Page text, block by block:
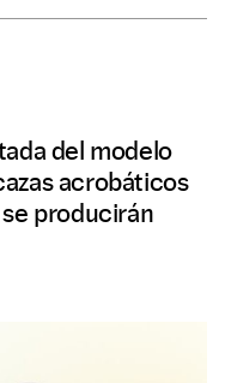
del modelo
acrobáticos
producirán